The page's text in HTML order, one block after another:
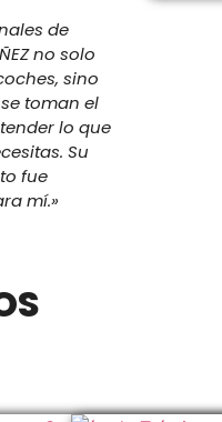
de
no solo
sino
toman el
lo que
Su
fue
mí.»